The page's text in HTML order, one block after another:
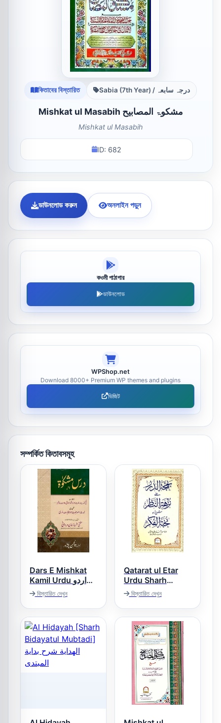
কিতাবের বিস্তারিত Sabia (7th Year) / درجہ سابعہ
Mishkat ul Masabih مشکوۃ المصابیح
Mishkat ul Masabih
ID: 682
ডাউনলোড করুন অনলাইন পড়ুন
কওমী পাঠাগার
ডাউনলোড
WPShop.net
Download 8000+ Premium WP themes and plugins
ভিজিট
সম্পর্কিত কিতাবসমূহ
Dars E Mishkat
Kamil Urdu اردو
درس مشکوۃ کامل
বিস্তারিত দেখুন
Qatarat ul Etar
Urdu Sharh
Nukhbat ul Fikar
قطرات العطر اردو
شرح شرح نخبۃ
الفکر
বিস্তারিত দেখুন